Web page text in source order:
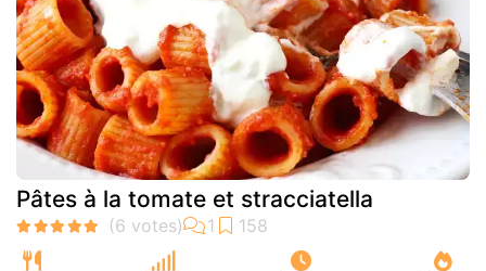
Pâtes à la tomate et stracciatella